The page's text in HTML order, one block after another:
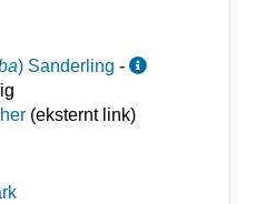
) Sanderling -
her(eksternt link)